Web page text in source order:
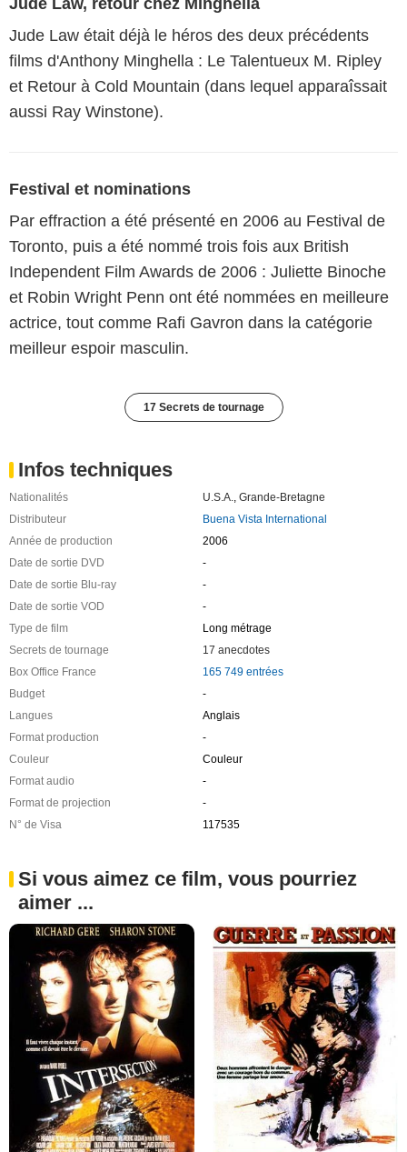
Jude Law était déjà le héros des deux précédents
films d'Anthony Minghella : Le Talentueux M. Ripley
et Retour à Cold Mountain (dans lequel apparaîssait
aussi Ray Winstone).
Festival et nominations
Par effraction a été présenté en 2006 au Festival de
Toronto, puis a été nommé trois fois aux British
Independent Film Awards de 2006 : Juliette Binoche
et Robin Wright Penn ont été nommées en meilleure
actrice, tout comme Rafi Gavron dans la catégorie
meilleur espoir masculin.
17 Secrets de tournage
Infos techniques
Nationalités U.S.A., Grande-Bretagne
Distributeur
Buena Vista International
Année de production
2006
Date de sortie DVD
-
Date de sortie Blu-ray
-
Date de sortie VOD
-
Type de film
Long métrage
Secrets de tournage
17 anecdotes
Box Office France
165 749 entrées
Budget
-
Langues
Anglais
Format production
-
Couleur
Couleur
Format audio
-
Format de projection
-
N° de Visa
117535
Si vous aimez ce film, vous pourriez
aimer ...